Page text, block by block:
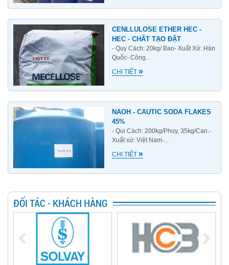
CENLLULOSE ETHER HEC -
HEC - CHẤT TẠO ĐẶT
- Quy Cách: 20kg/ Bao- Xuất Xứ: Hàn
Quốc- Công...
CHI TIẾT»
NAOH - CAUTIC SODA FLAKES
45%
- Qui Cách: 200kg/Phuy, 35kg/Can.-
Xuất xứ: Việt Nam-...
CHI TIẾT»
ĐỐI TÁC - KHÁCH HÀNG